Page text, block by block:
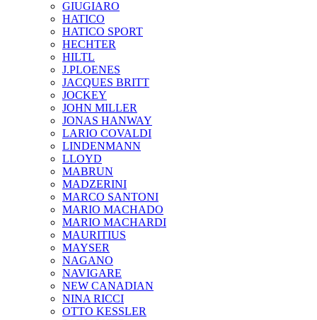
GIUGIARO
HATICO
HATICO SPORT
HECHTER
HILTL
J.PLOENES
JAСQUES BRITT
JOCKEY
JOHN MILLER
JONAS HANWAY
LARIO COVALDI
LINDENMANN
LLOYD
MABRUN
MADZERINI
MARCO SANTONI
MARIO MACHADO
MARIO MACHARDI
MAURITIUS
MAYSER
NAGANO
NAVIGARE
NEW CANADIAN
NINA RICCI
OTTO KESSLER